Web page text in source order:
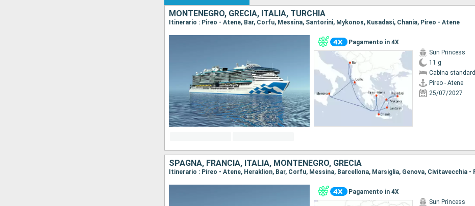
MONTENEGRO, GRECIA, ITALIA, TURCHIA
Itinerario : Pireo - Atene, Bar, Corfu, Messina, Santorini, Mykonos, Kusadasi, Chania, Pireo - Atene
Pagamento in 4X
Sun Princess
11 g
Cabina standard
Pireo - Atene
25/07/2027
SPAGNA, FRANCIA, ITALIA, MONTENEGRO, GRECIA
Pagamento in 4X
Sun Princess